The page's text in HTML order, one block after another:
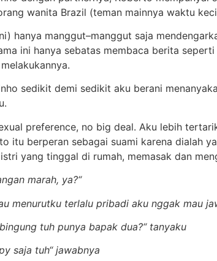
wanita Brazil (teman mainnya waktu
hanya manggut–manggut saja
ini hanya sebatas membaca berita
sedikit demi sedikit aku berani
preference, no big deal. Aku lebih
itu berperan sebagai suami karena dialah
yang tinggal di rumah, memasak dan
marah, ya?“
menurutku terlalu pribadi aku nggak mau
tuh punya bapak dua?“ tanyaku
saja tuh“ jawabnya